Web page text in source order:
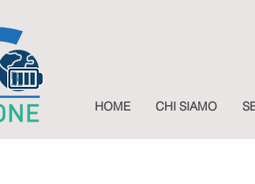
HOME CHI SIAMO